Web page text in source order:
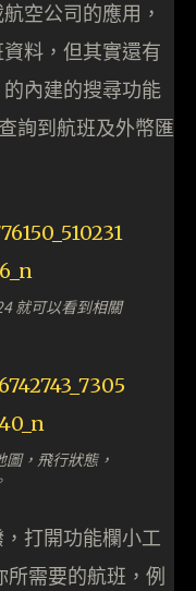
空公司的應用，
料，但其實還有
內建的搜尋功能
詢到航班及外幣匯
就可以看到相關
，飛行狀態，
打開功能欄小工
需要的航班，例